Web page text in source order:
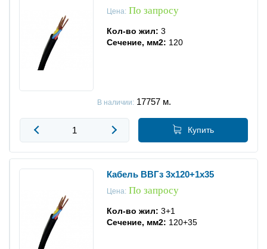
Цена:По запросу
Кол-во жил: 3
Сечение, мм2: 120
В наличии:17757 м.
Купить
Кабель ВВГз 3x120+1x35
Цена:По запросу
Кол-во жил: 3+1
Сечение, мм2: 120+35